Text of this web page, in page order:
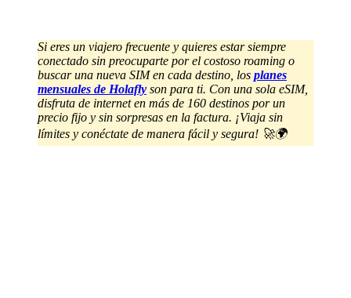
Si eres un viajero frecuente y quieres estar siempre
conectado sin preocuparte por el costoso roaming o
buscar una nueva SIM en cada destino, los planes
mensuales de Holafly son para ti. Con una sola eSIM,
disfruta de internet en más de 160 destinos por un
precio fijo y sin sorpresas en la factura. ¡Viaja sin
límites y conéctate de manera fácil y segura! 🚀🌍